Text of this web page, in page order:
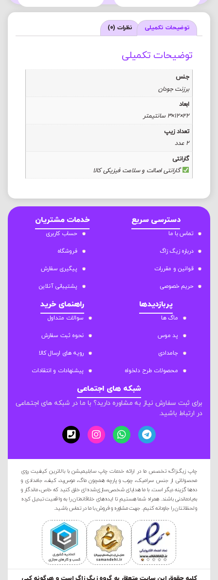
توضیحات تکمیلی نظرات (0)
توضیحات تکمیلی
جنس
برزنت جودان
ابعاد
22×12×3 سانتیمتر
تعداد زیپ
2 عدد
گارانتی
گارانتی اصالت و سلامت فیزیکی کالا
دسترسی سریع
تماس با ما
درباره زیگ زاگ
قوانین و مقررات
حریم خصوصی
خدمات مشتریان
حساب کاربری
فروشگاه
پیگیری سفارش
پشتیبانی آنلاین
پربازدیدها
ماگ ها
پد موس
جامدادی
محصولات طرح دلخواه
راهنمای خرید
سوالات متداول
نحوه ثبت سفارش
رویه های ارسال کالا
پیشنهادات و انتقادات
شبکه های اجتماعی
برای ثبت سفارش نیاز به مشاوره دارید؟ با ما در شبکه های اجتماعی
در ارتباط باشید.
چاپ زیگ‌زاگ؛ تخصص ما در ارائه خدمات چاپ سابلیمیشن با بالاترین کیفیت روی
محصولاتی از جنس سرامیک، چوب و پارچه همچون ماگ، موس‌پد، کیف، جامدادی و
ده‌ها گزینه دیگر است. با ما هدایای شخصی‌سازی‌شده‌ای خلق کنید که خاص، ماندگار و
به‌یادماندنی باشند. همراه شما هستیم تا ایده‌های خلاقانه‌تان را به واقعیت تبدیل کرده
و لحظاتتان را جاودانه کنیم. جهت مشاوره و فروش با ما در تماس باشید.